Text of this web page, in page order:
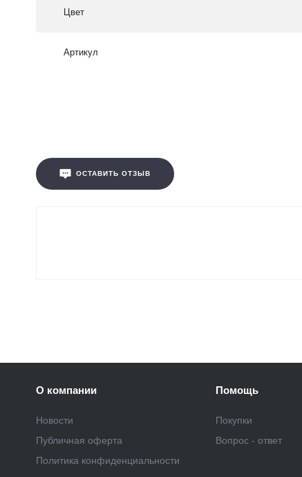
Цвет
Артикул
ОСТАВИТЬ ОТЗЫВ
О компании
Новости
Публичная оферта
Политика конфиденциальности
Помощь
Покупки
Вопрос - ответ